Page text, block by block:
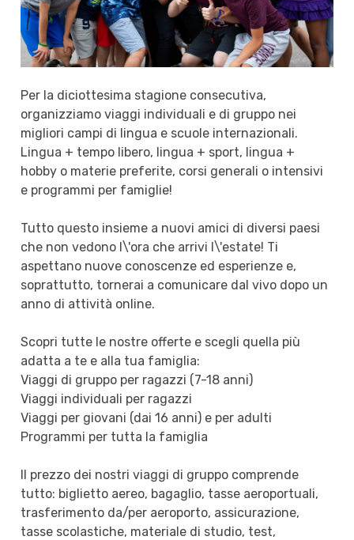
Per la diciottesima stagione consecutiva,
organizziamo viaggi individuali e di gruppo nei
migliori campi di lingua e scuole internazionali.
Lingua + tempo libero, lingua + sport, lingua +
hobby o materie preferite, corsi generali o intensivi
e programmi per famiglie!
Tutto questo insieme a nuovi amici di diversi paesi
che non vedono l\'ora che arrivi l\'estate! Ti
aspettano nuove conoscenze ed esperienze e,
soprattutto, tornerai a comunicare dal vivo dopo un
anno di attività online.
Scopri tutte le nostre offerte e scegli quella più
adatta a te e alla tua famiglia:
Viaggi di gruppo per ragazzi (7-18 anni)
Viaggi individuali per ragazzi
Viaggi per giovani (dai 16 anni) e per adulti
Programmi per tutta la famiglia
Il prezzo dei nostri viaggi di gruppo comprende
tutto: biglietto aereo, bagaglio, tasse aeroportuali,
trasferimento da/per aeroporto, assicurazione,
tasse scolastiche, materiale di studio, test,